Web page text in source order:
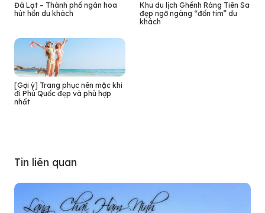
Đà Lạt – Thành phố ngàn hoa
hút hồn du khách
Khu du lịch Ghềnh Ráng Tiên Sa
đẹp ngỡ ngàng “đốn tim” du
khách
[Gợi ý] Trang phục nên mặc khi
đi Phú Quốc đẹp và phù hợp
nhất
Tin liên quan